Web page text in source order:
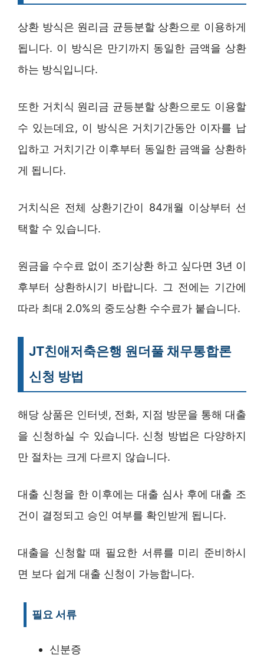
상환 방식은 원리금 균등분할 상환으로 이용하게
됩니다. 이 방식은 만기까지 동일한 금액을 상환
하는 방식입니다.
또한 거치식 원리금 균등분할 상환으로도 이용할
수 있는데요, 이 방식은 거치기간동안 이자를 납
입하고 거치기간 이후부터 동일한 금액을 상환하
게 됩니다.
거치식은 전체 상환기간이 84개월 이상부터 선
택할 수 있습니다.
원금을 수수료 없이 조기상환 하고 싶다면 3년 이
후부터 상환하시기 바랍니다. 그 전에는 기간에
따라 최대 2.0%의 중도상환 수수료가 붙습니다.
JT친애저축은행 원더풀 채무통합론
신청 방법
해당 상품은 인터넷, 전화, 지점 방문을 통해 대출
을 신청하실 수 있습니다. 신청 방법은 다양하지
만 절차는 크게 다르지 않습니다.
대출 신청을 한 이후에는 대출 심사 후에 대출 조
건이 결정되고 승인 여부를 확인받게 됩니다.
대출을 신청할 때 필요한 서류를 미리 준비하시
면 보다 쉽게 대출 신청이 가능합니다.
필요 서류
신분증